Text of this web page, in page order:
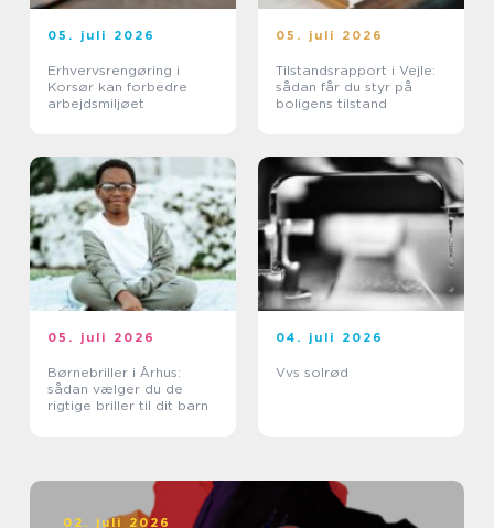
05. juli 2026
Erhvervsrengøring i
Korsør kan forbedre
arbejdsmiljøet
05. juli 2026
Tilstandsrapport i Vejle:
sådan får du styr på
boligens tilstand
05. juli 2026
Børnebriller i Århus:
sådan vælger du de
rigtige briller til dit barn
04. juli 2026
Vvs solrød
02. juli 2026